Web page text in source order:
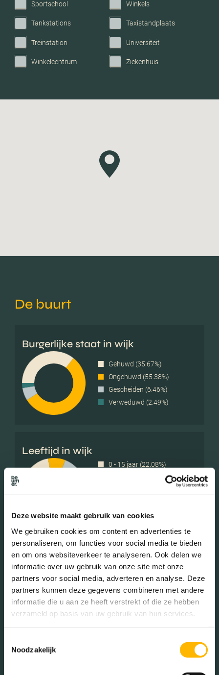
Deze website maakt gebruik van cookies
We gebruiken cookies om content en advertenties te
personaliseren, om functies voor social media te bieden
en om ons websiteverkeer te analyseren. Ook delen we
informatie over uw gebruik van onze site met onze
partners voor social media, adverteren en analyse. Deze
partners kunnen deze gegevens combineren met andere
informatie die u aan ze heeft verstrekt of die ze hebben
verzameld op basis van uw gebruik van hun services.
Noodzakelijk
Sportschool Winkels
Tankstations Taxistandplaats
Treinstation Universiteit
Winkelcentrum Ziekenhuis
De buurt
Burgerlijke staat in wijk
Gehuwd (35.67%)
Ongehuwd (55.38%)
Gescheiden (6.46%)
Verweduwd (2.49%)
Leeftijd in wijk
0 - 15 jaar (22.08%)
15 - 25 jaar (8.83%)
65+ jaar (10.99%)
Geslacht
Mannen (50.11%)
Vrouwen (49.89%)